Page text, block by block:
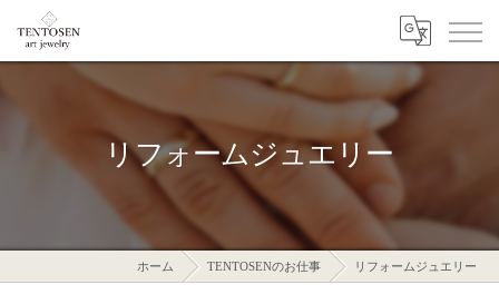
リフォームジュエリー
ホーム TENTOSENのお仕事 リフォームジュエリー